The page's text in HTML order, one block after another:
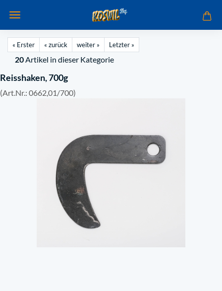
« Erster « zurück weiter » Letzter »
20Artikel in dieser Kategorie
Reisshaken, 700g
(Art.Nr.: 0662,01/700)